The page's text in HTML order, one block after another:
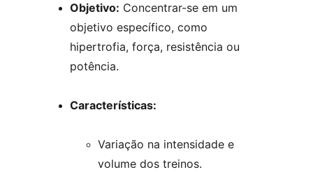
Objetivo: Concentrar-se em um
objetivo específico, como
hipertrofia, força, resistência ou
potência.
Características:
Variação na intensidade e
volume dos treinos.